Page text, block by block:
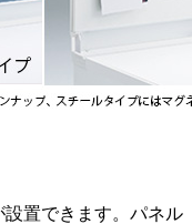
置できます。パネル